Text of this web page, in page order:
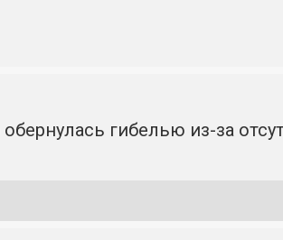
гибелью из-за